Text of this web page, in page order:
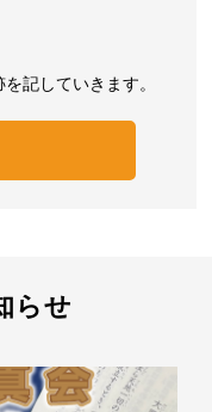
記していきます。
らせ